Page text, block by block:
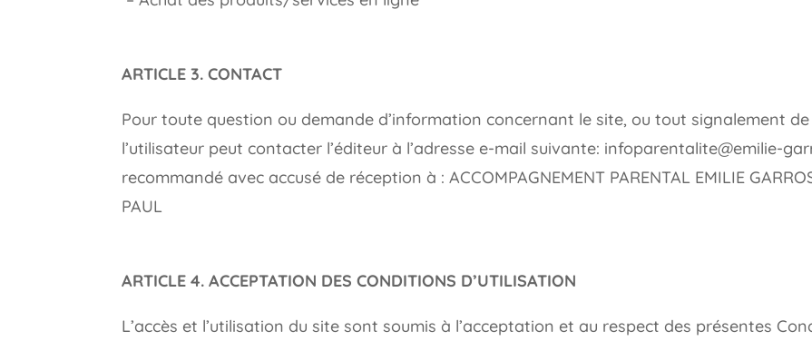
ARTICLE 3. CONTACT
Pour toute question ou demande d’information concernant le site, ou tout signalement
l’utilisateur peut contacter l’éditeur à l’adresse e-mail suivante: infoparentalite@emilie-
recommandé avec accusé de réception à : ACCOMPAGNEMENT PARENTAL EMILIE
PAUL
ARTICLE 4. ACCEPTATION DES CONDITIONS D’UTILISATION
L’accès et l’utilisation du site sont soumis à l’acceptation et au respect des présentes